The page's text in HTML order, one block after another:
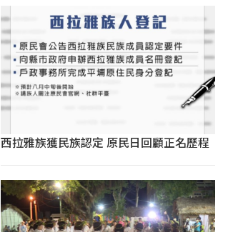
西拉雅族獲民族認定 原民日回顧正名歷程